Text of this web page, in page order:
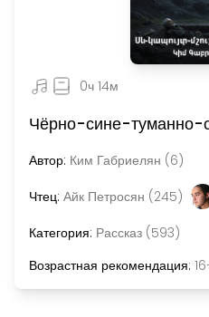
0ч 14м
Чёрно-сине-туманно-
Автор: Ким Габриелян (6)
Чтец: Айк Петросян (245)
Категория: Рассказ (593)
Возрастная рекомендация: